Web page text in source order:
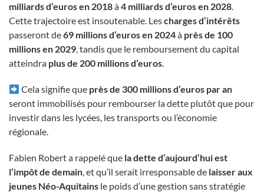
milliards d’euros en 2018à4 milliards d’euros en 2028.
Cette trajectoire est insoutenable. Lescharges d’intérêts
passeront de69 millions d’euros en 2024à près de 100
millions en 2029, tandis que le remboursement du capital
atteindra plus de 200 millions d’euros.
Cela signifie que près de 300 millions d’euros par an
seront immobilisés pour rembourser la dette plutôt que pour
investir dans les lycées, les transports ou l’économie
régionale.
Fabien Robert a rappelé que la dette d’aujourd’hui est
l’impôt de demain, et qu’il serait irresponsable de laisser aux
jeunes Néo-Aquitains le poids d’une gestion sans stratégie